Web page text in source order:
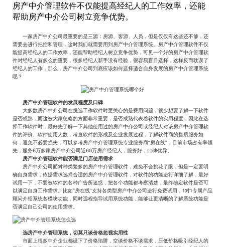
房产中介管理软件不仅能提高经纪人的工作效率，还能
帮助房产中介公司树立竞争优势。
一家房产中介公司最重要的是三源：房源、客源、人员，但是仅仅有这些还不够，还
需要去进行把控和管理，这时我们就需要用到房产中介管理系统。房产中介管理软件不仅
能提高经纪人的工作效率，还能帮助经纪人树立竞争优势，可见一个好的房产中介管理软
件对经纪人有多么的重要，很多经纪人新手没有经验，很容易盲目选择，这样反而耽误了
经纪人的工作，那么，房产中介公司到底应该如何选择适合自身发展的房产中介管理系统
呢？
房产中介管理软件的发展程度及口碑
大多数房产中介公司在挑选工作软件时更关心的是费用问题，很少想要了解一下软件
是否成熟，而这被大家忽略的方面非常重要，是否成熟代表着软件的实用程度，因此在选
择工作软件时，最好先了解一下其他使用过的房产中介公司或经纪人对该房产中介管理软
件的评价、软件使用人数，考查软件的形成及企业发展过程，了解软件商的售后服务如
何，避免不必要损失，可以参考房产中介管理系统专业服务商“房在线”，目前市场占有率领
先，服务6万多家房产中介公司近60万房产经纪人，服务好，口碑优异。
房产中介管理软件能否满足门店使用需求
房产中介公司面对种类繁多的房产中介管理软件，难免不会挑花了眼，但是一定要明
确自身需求，依据需求选择合适的房产中介管理软件，对软件的功能进行详细了解，最好
试用一下，不要被软件的各种广告所迷惑，把各个功能都考察清楚，最终确定软件是否可
以满足自身工作需求。比如“房在线”支持各类型房产中介公司进行免费试用，1对1专属产品
顾问介绍系统各模块功能，同时远程指导试用系统功能，能够让更清晰的了解系统功能是
否满足自己公司的使用需求。
选房产中介管理系统，切莫只谈价格忽视实用性
市面上很多中介企业都设下了价格陷阱，空谈价格不谈需求，压低价格吸引经纪人的